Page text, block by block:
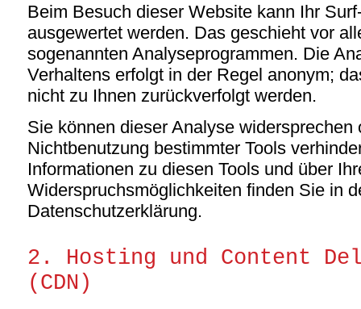
Beim Besuch dieser Website kann Ihr
ausgewertet werden. Das geschieht vor
sogenannten Analyseprogrammen. Die
Verhaltens erfolgt in der Regel anonym;
nicht zu Ihnen zurückverfolgt werden.
Sie können dieser Analyse widersprechen
Nichtbenutzung bestimmter Tools
Informationen zu diesen Tools und über
Widerspruchsmöglichkeiten finden Sie in
Datenschutzerklärung.
2. Hosting und Content
(CDN)